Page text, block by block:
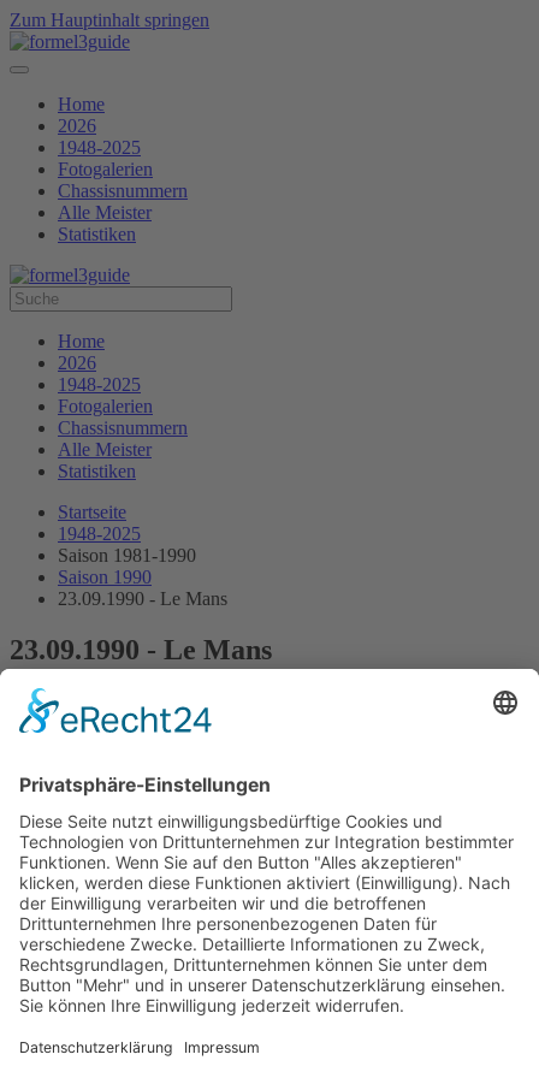
Zum Hauptinhalt springen
Home
2026
1948-2025
Fotogalerien
Chassisnummern
Alle Meister
Statistiken
Home
2026
1948-2025
Fotogalerien
Chassisnummern
Alle Meister
Statistiken
Startseite
1948-2025
Saison 1981-1990
Saison 1990
23.09.1990 - Le Mans
23.09.1990 - Le Mans
Coupe d´Europe FIA de Formule 3
Alle Ergebnisse:
Nennungsliste
Ergebnis Zeittraining Original Zeitnahme
Startaufstellung
Ergebnis Rennen
Original Zeitnahme
Impressum